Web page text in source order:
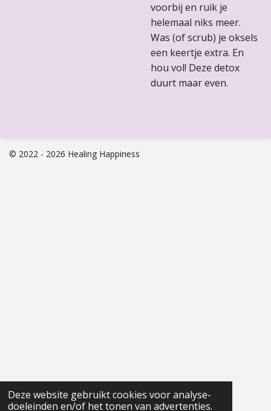
Deze website gebruikt cookies voor analyse-
doeleinden en/of het tonen van advertenties.
voorbij en ruik je
helemaal niks meer.
Was (of scrub) je oksels
een keertje extra. En
hou vol! Deze detox
duurt maar even.
© 2022 - 2026 Healing Happiness